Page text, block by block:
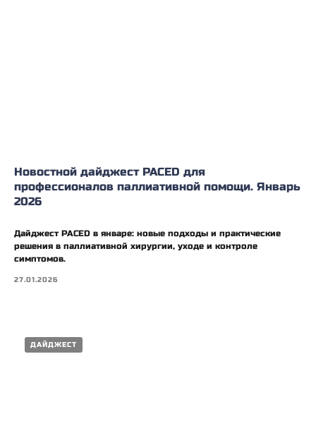
Новостной дайджест PACED для
профессионалов паллиативной помощи. Январь
2026
Дайджест PACED в январе: новые подходы и практические
решения в паллиативной хирургии, уходе и контроле
симптомов.
27.01.2026
ДАЙДЖЕСТ